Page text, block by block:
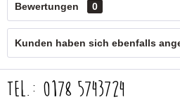
Bewertungen 0
Kunden haben sich ebenfalls
Tel.: 0178 5743724